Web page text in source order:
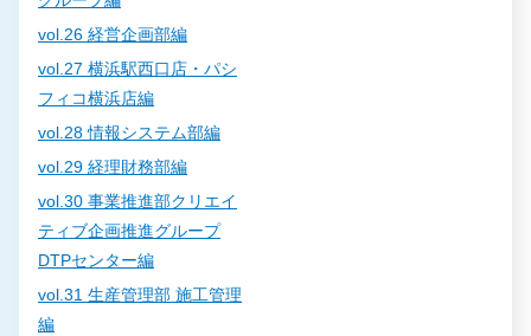
vol.26 経営企画部編
vol.27 横浜駅西口店・パシ
フィコ横浜店編
vol.28 情報システム部編
vol.29 経理財務部編
vol.30 事業推進部クリエイ
ティブ企画推進グループ
DTPセンター編
vol.31 生産管理部 施工管理
編